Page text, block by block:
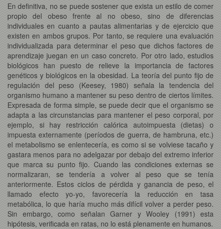
En definitiva, no se puede sostener que exista un estilo de comer
propio del obeso frente al no obeso, sino de diferencias
individuales en cuanto a pautas alimentarias y de ejercicio que
existen en ambos grupos. Por tanto, se requiere una evaluación
individualizada para determinar el peso que dichos factores de
aprendizaje juegan en un caso concreto. Por otro lado, estudios
biológicos han puesto de relieve la importancia de factores
genéticos y biológicos en la obesidad. La teoría del punto fijo de
regulación del peso (Keesey, 1980) señala la tendencia del
organismo humano a mantener su peso dentro de ciertos límites.
Expresada de forma simple, se puede decir que el organismo se
adapta a las circunstancias para mantener el peso corporal, por
ejemplo, si hay restricción calórica autoimpuesta (dietas) o
impuesta externamente (períodos de guerra, de hambruna, etc.)
el metabolismo se enlentecería, es como si se volviese tacaño y
gastara menos para no adelgazar por debajo del extremo inferior
que marca su punto fijo. Cuando las condiciones externas se
normalizaran, se tendería a volver al peso que se tenía
anteriormente. Estos ciclos de pérdida y ganancia de peso, el
llamado efecto yo-yo, favorecería la reducción en tasa
metabólica, lo que haría mucho más difícil volver a perder peso.
Sin embargo, como señalan Garner y Wooley (1991) esta
hipótesis, verificada en ratas, no lo está plenamente en humanos.